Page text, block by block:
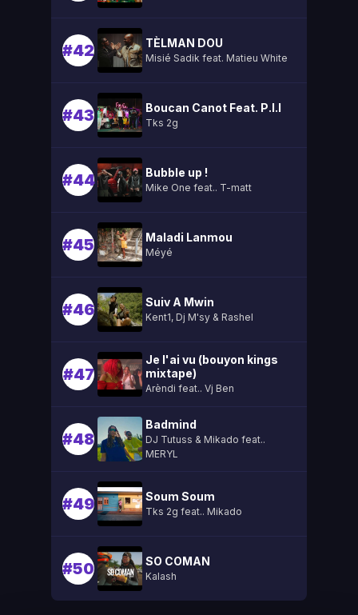
#42 TÈLMAN DOU
Misié Sadik feat. Matieu White
#43 Boucan Canot Feat. P.l.l
Tks 2g
#44 Bubble up !
Mike One feat.. T-matt
#45 Maladi Lanmou
Méyé
#46 Suiv A Mwin
Kent1, Dj M'sy & Rashel
#47
Je l'ai vu (bouyon kings
mixtape)
Arèndi feat.. Vj Ben
#48
Badmind
DJ Tutuss & Mikado feat..
MERYL
#49 Soum Soum
Tks 2g feat.. Mikado
#50 SO COMAN
Kalash